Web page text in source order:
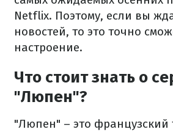
Netflix. Поэтому, если вы
новостей, то это точно
настроение.
Что стоит знать о
"Люпен"?
"Люпен" – это французский